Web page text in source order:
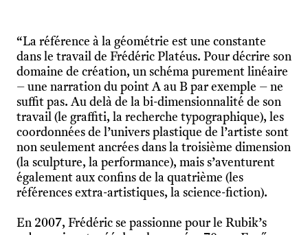
“La référence à la géométrie est une constante
dans le travail de Frédéric Platéus. Pour décrire son
domaine de création, un schéma purement linéaire
– une narration du point A au B par exemple – ne
suffit pas. Au delà de la bi-dimensionnalité de son
travail (le graffiti, la recherche typographique), les
coordonnées de l’univers plastique de l’artiste sont
non seulement ancrées dans la troisième dimension
(la sculpture, la performance), mais s’aventurent
également aux confins de la quatrième (les
références extra-artistiques, la science-fiction).
En 2007, Frédéric se passionne pour le Rubik’s